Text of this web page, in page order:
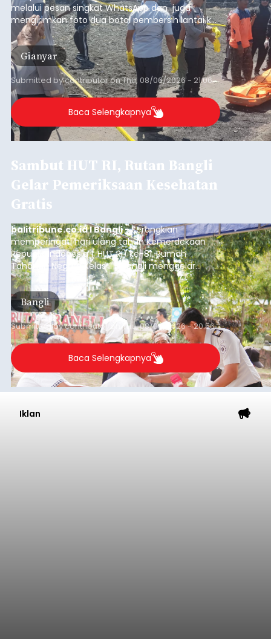
melalui pesan singkat WhatsApp dan juga
mengirimkan foto dua botol pembersih lantai ke
istrinya.
Gianyar
Submitted bycontributoronThu, 08/06/2026 - 21:06
Baca Selengkapnya
Sambut HUT RI, Rutan Bangli
Gelar Pemeriksaan Kesehatan
Gratis
balitribune.co.id I Bangli -Serangkian
memperingati hari ulang tahun Kemerdekaan
Republik Indonesia ( HUT RI) ke-81, Rumah
Tahanan Negara Kelas II B Bangli menggelar
kegiatan pemeriksaan kesehatan gratis, Rabu
(6/8/2026).
Bangli
Submitted bycontributor Thu, 08/06/2026 - 20:56
Baca Selengkapnya
Iklan